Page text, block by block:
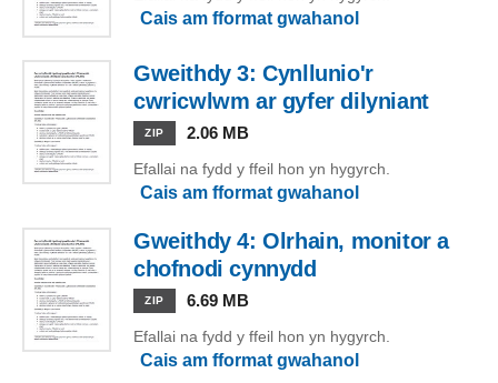
Cais am fformat gwahanol
Gweithdy 3: Cynllunio'r
cwricwlwm ar gyfer dilyniant
ZIP 2.06 MB
Efallai na fydd y ffeil hon yn hygyrch.
Cais am fformat gwahanol
Gweithdy 4: Olrhain, monitor a
chofnodi cynnydd
ZIP 6.69 MB
Efallai na fydd y ffeil hon yn hygyrch.
Cais am fformat gwahanol